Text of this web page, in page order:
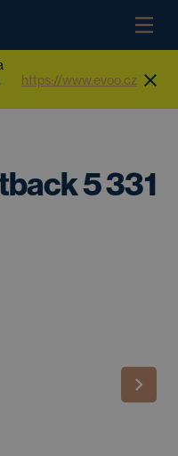
https://www.evoo.cz
5 331